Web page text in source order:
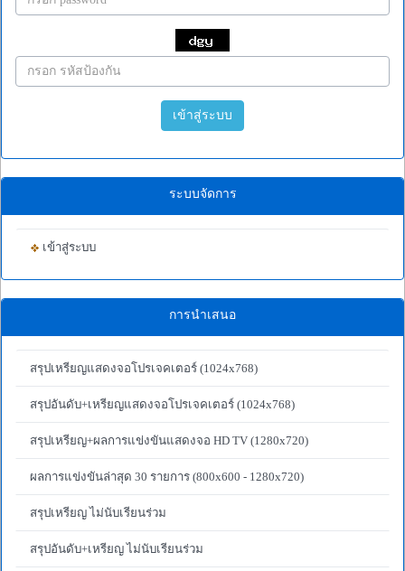
เข้าสู่ระบบ
ระบบจัดการ
เข้าสู่ระบบ
การนำเสนอ
สรุปเหรียญแสดงจอโปรเจคเตอร์ (1024x768)
สรุปอันดับ+เหรียญแสดงจอโปรเจคเตอร์ (1024x768)
สรุปเหรียญ+ผลการแข่งขันแสดงจอ HD TV (1280x720)
ผลการแข่งขันล่าสุด 30 รายการ (800x600 - 1280x720)
สรุปเหรียญ ไม่นับเรียนร่วม
สรุปอันดับ+เหรียญ ไม่นับเรียนร่วม